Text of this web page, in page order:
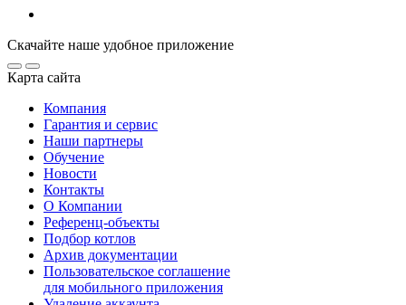
Скачайте наше удобное приложение
Карта сайта
Компания
Гарантия и сервис
Наши партнеры
Обучение
Новости
Контакты
О Компании
Референц-объекты
Подбор котлов
Архив документации
Пользовательское соглашение
для мобильного приложения